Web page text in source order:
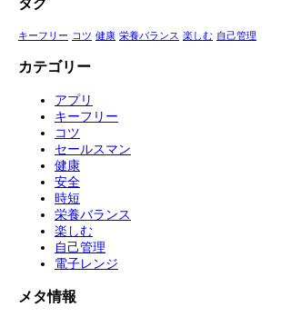
キーフリー コツ 健康 栄養バランス 楽しむ 自己管理
カテゴリー
アプリ
キーフリー
コツ
セールスマン
健康
安全
時短
栄養バランス
楽しむ
自己管理
電子レンジ
メタ情報